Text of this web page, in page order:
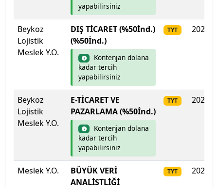
Maltepe Üniversitesi
Manisa Celâl Bayar Üniversitesi
Mardin Artuklu Üniversitesi
Marmara Üniversitesi
MEF Üniversitesi
Mersin Üniversitesi
Mimar Sinan Güzel Sanatlar Üniversitesi
Mudanya Üniversitesi
yapabilirsiniz
Beykoz
Lojistik
Meslek Y.O.
DIŞ TİCARET (%50İnd.)
(%50İnd.)
Kontenjan dolana
kadar tercih
yapabilirsiniz
TYT 2025
Beykoz
Lojistik
Meslek Y.O.
E-TİCARET VE
PAZARLAMA (%50İnd.)
Kontenjan dolana
kadar tercih
yapabilirsiniz
TYT 2025
Meslek Y.O.
BÜYÜK VERİ
ANALİSTLİĞİ
TYT 2025